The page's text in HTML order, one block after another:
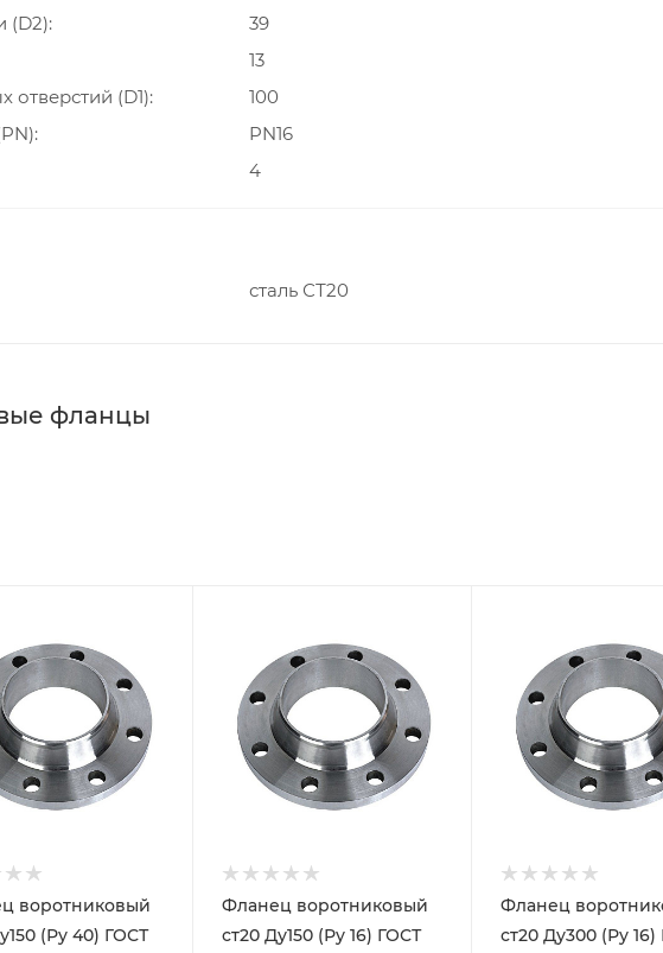
(D2)
39
13
(D1)
100
PN16
4
сталь СТ20
фланцы
воротниковый
(Ру 40) ГОСТ
Фланец воротниковый
ст20 Ду150 (Ру 16) ГОСТ
Фланец
ст20 Ду300 (Ру